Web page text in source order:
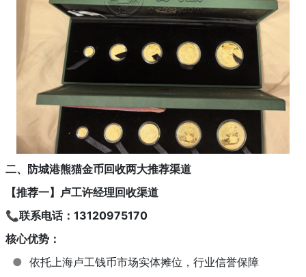
二、防城港熊猫金币回收两大推荐渠道
【推荐一】卢工许经理回收渠道
📞联系电话：13120975170
核心优势：
● 依托上海卢工钱币市场实体摊位，行业信誉保障